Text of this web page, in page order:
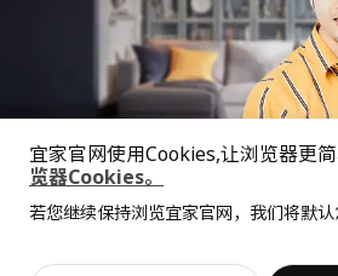
抱歉，该商品在所选地区暂时缺货。
价格透明，设计专业，现
宜家官网使用Cookies,让浏览器更简
览器Cookies。
若您继续保持浏览宜家官网，我们将默认